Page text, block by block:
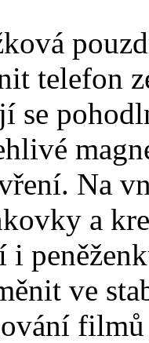
telefon
se
Na
a
i
ve